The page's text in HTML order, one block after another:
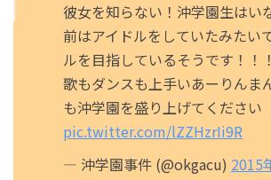
彼女を知らない！沖学園生はい
前はアイドルをしていたみたい
ルを目指しているそうです！！！
歌もダンスも上手いあーりんま
も沖学園を盛り上げてくださ
pic.twitter.com/lZZHzrIi9R
— 沖学園事件 (@okgacu) 2015